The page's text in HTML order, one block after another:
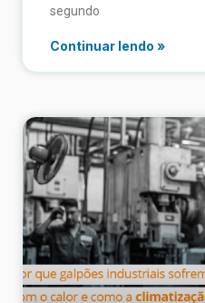
segundo
Continuar lendo »